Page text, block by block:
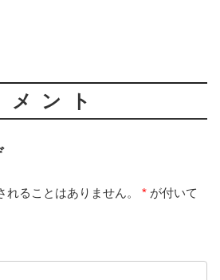
メント
れることはありません。 * が付いて